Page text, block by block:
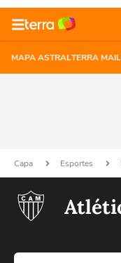
MAPA ASTRALTERRA MAIL
Capa Esportes